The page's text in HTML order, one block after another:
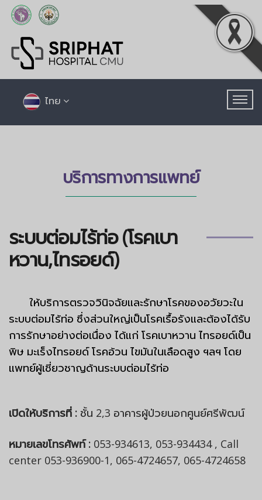
ไทย
บริการทางการแพทย์
ระบบต่อมไร้ท่อ (โรคเบา
หวาน,ไทรอยด์)
ให้บริการตรวจวินิจฉัยและรักษาโรคของอวัยวะใน
ระบบต่อมไร้ท่อ ซึ่งส่วนใหญ่เป็นโรคเรื้อรังและต้องได้รับ
การรักษาอย่างต่อเนื่อง ได้แก่ โรคเบาหวาน ไทรอยด์เป็น
พิษ มะเร็งไทรอยด์ โรคอ้วน ไขมันในเลือดสูง ฯลฯ โดย
แพทย์ผู้เชี่ยวชาญด้านระบบต่อมไร้ท่อ
เปิดให้บริการที่ : ชั้น 2,3 อาคารผู้ป่วยนอกศูนย์ศรีพัฒน์
หมายเลขโทรศัพท์ : 053-934613, 053-934434 , Call
center 053-936900-1, 065-4724657, 065-4724658